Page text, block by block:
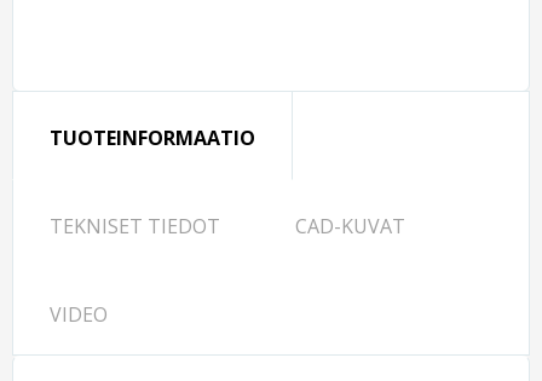
TUOTEINFORMAATIO
TEKNISET TIEDOT CAD-KUVAT
VIDEO